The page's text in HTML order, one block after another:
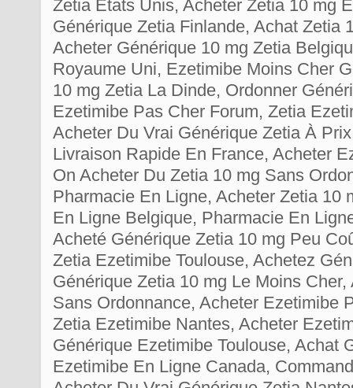
Zetia États Unis, Acheter Zetia 10 mg
Générique Zetia Finlande, Achat Zetia
Acheter Générique 10 mg Zetia
Royaume Uni, Ezetimibe Moins Cher
10 mg Zetia La Dinde, Ordonner
Ezetimibe Pas Cher Forum, Zetia
Acheter Du Vrai Générique Zetia À
Livraison Rapide En France, Acheter
On Acheter Du Zetia 10 mg Sans
Pharmacie En Ligne, Acheter Zetia 10
En Ligne Belgique, Pharmacie En
Acheté Générique Zetia 10 mg Peu
Zetia Ezetimibe Toulouse, Achetez
Générique Zetia 10 mg Le Moins
Sans Ordonnance, Acheter Ezetimibe
Zetia Ezetimibe Nantes, Acheter
Générique Ezetimibe Toulouse, Achat
Ezetimibe En Ligne Canada,